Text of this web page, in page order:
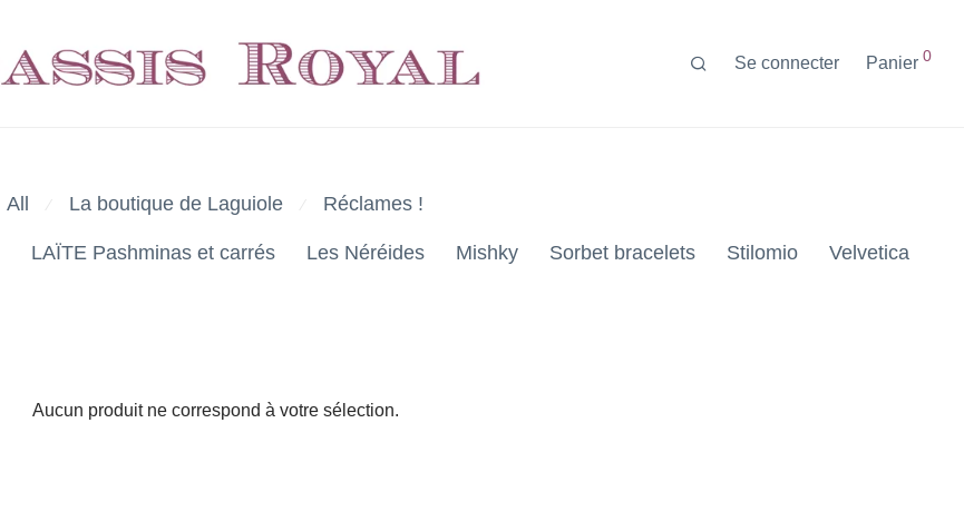
Se connecter Panier 0
All La boutique de Laguiole Réclames !
LAÏTE Pashminas et carrés Les Néréides Mishky Sorbet bracelets Stilomio Velvetica
Aucun produit ne correspond à votre sélection.